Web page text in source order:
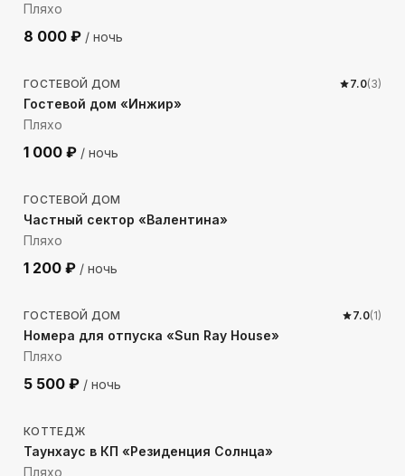
Пляхо
8 000 ₽ / ночь
839м до моря
ГОСТЕВОЙ ДОМ 7.0(3)
Гостевой дом «Инжир»
Пляхо
1 000 ₽ / ночь
878м до моря
ГОСТЕВОЙ ДОМ
Частный сектор «Валентина»
Пляхо
1 200 ₽ / ночь
890 м до моря
ГОСТЕВОЙ ДОМ 7.0(1)
Номера для отпуска «Sun Ray House»
Пляхо
5 500 ₽ / ночь
910м до моря
КОТТЕДЖ
Таунхаус в КП «Резиденция Солнца»
Пляхо